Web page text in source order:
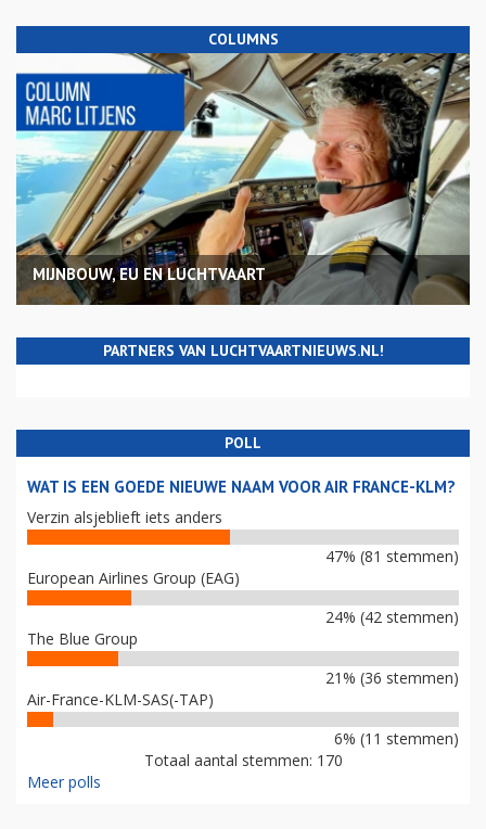
COLUMNS
MIJNBOUW, EU EN LUCHTVAART
PARTNERS VAN LUCHTVAARTNIEUWS.NL!
POLL
WAT IS EEN GOEDE NIEUWE NAAM VOOR AIR FRANCE-KLM?
Verzin alsjeblieft iets anders
47% (81 stemmen)
European Airlines Group (EAG)
24% (42 stemmen)
The Blue Group
21% (36 stemmen)
Air-France-KLM-SAS(-TAP)
6% (11 stemmen)
Totaal aantal stemmen: 170
Meer polls